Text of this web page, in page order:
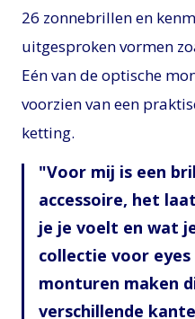
26 zonnebrillen en
uitgesproken vormen
Eén van de optische
voorzien van een
ketting.
Voor mij is een
accessoire, het
je je voelt en wat
collectie voor
monturen maken
verschillende